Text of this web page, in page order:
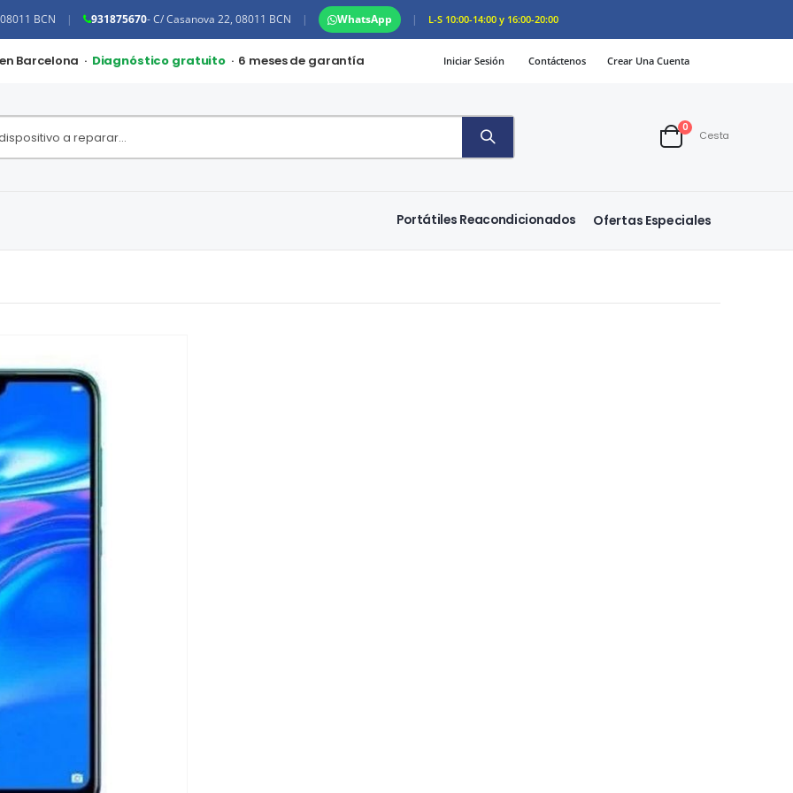
BCN | 931875670- C/ Casanova 22, 08011 BCN | WhatsApp | L-S 10:00-14:00 y 16:00-20:00
Barcelona · Diagnóstico gratuito · 6 meses de garantía Iniciar Sesión Contáctenos Crear Una Cuenta
Cart
0artículos
Cesta
Portátiles Reacondicionados Ofertas Especiales